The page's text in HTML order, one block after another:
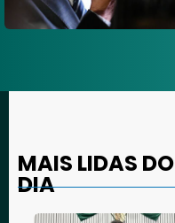
MAIS LIDAS DO
DIA